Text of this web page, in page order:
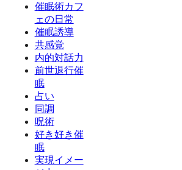
催眠術カフ
ェの日常
催眠誘導
共感覚
内的対話力
前世退行催
眠
占い
同調
呪術
好き好き催
眠
実現イメー